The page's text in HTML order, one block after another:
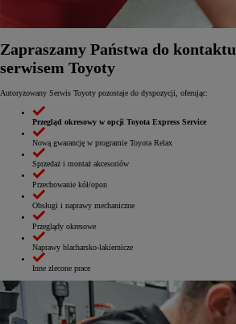
Zapraszamy Państwa do
serwisem Toyoty
Autoryzowany Serwis Toyoty pozostaje do dyspozycji, oferując:
Przegląd okresowy w opcji Toyota Express Service
Nową gwarancję w programie Toyota Relax
Sprzedaż i montaż akcesoriów
Przechowanie kół/opon
Obsługi i naprawy mechaniczne
Przeglądy okresowe
Naprawy blacharsko-lakiernicze
Inne zlecone prace